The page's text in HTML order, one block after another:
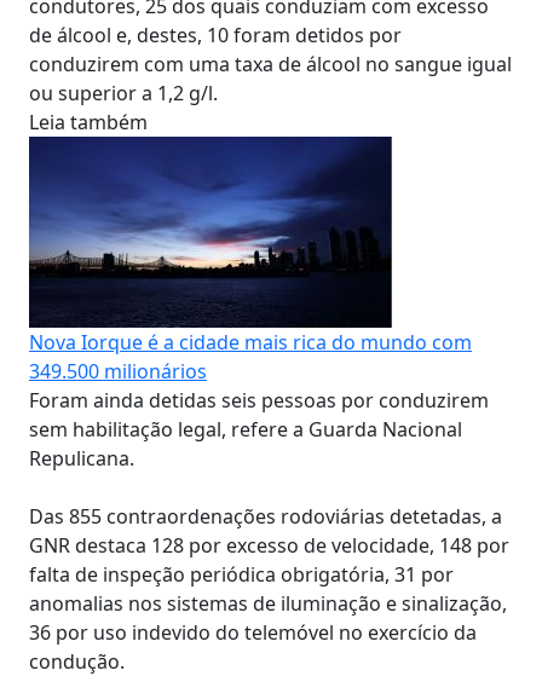
condutores, 25 dos quais conduziam com excesso
de álcool e, destes, 10 foram detidos por
conduzirem com uma taxa de álcool no sangue igual
ou superior a 1,2 g/l.
Leia também
Nova Iorque é a cidade mais rica do mundo com
349.500 milionários
Foram ainda detidas seis pessoas por conduzirem
sem habilitação legal, refere a Guarda Nacional
Repulicana.
Das 855 contraordenações rodoviárias detetadas, a
GNR destaca 128 por excesso de velocidade, 148 por
falta de inspeção periódica obrigatória, 31 por
anomalias nos sistemas de iluminação e sinalização,
36 por uso indevido do telemóvel no exercício da
condução.